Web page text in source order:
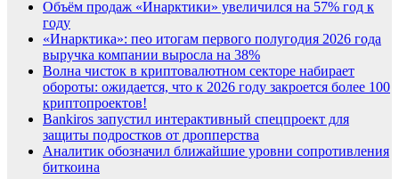
Объём продаж «Инарктики» увеличился на 57% год к
году
«Инарктика»: пео итогам первого полугодия 2026 года
выручка компании выросла на 38%
Волна чисток в криптовалютном секторе набирает
обороты: ожидается, что к 2026 году закроется более 100
криптопроектов!
Bankiros запустил интерактивный спецпроект для
защиты подростков от дропперства
Аналитик обозначил ближайшие уровни сопротивления
биткоина